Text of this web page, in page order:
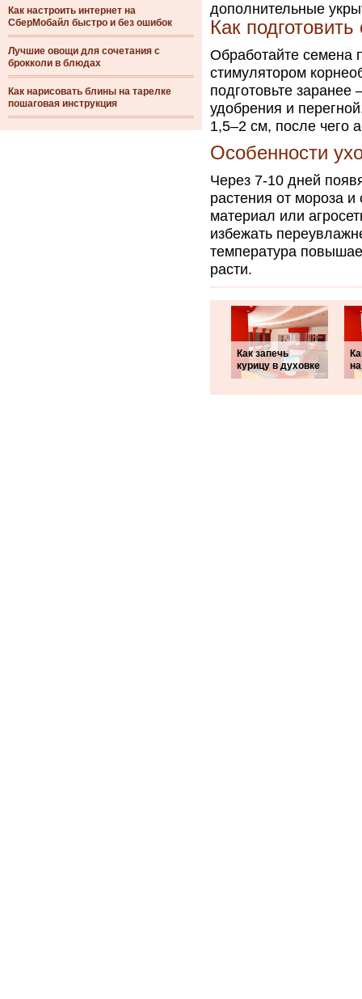
Как настроить интернет на
СберМобайл быстро и без ошибок
Лучшие овощи для сочетания с
брокколи в блюдах
Как нарисовать блины на тарелке
пошаговая инструкция
дополнительные
Как
Обработайте семена
стимулятором
подготовьте заранее
удобрения и
1,5–2 см, после чего
Особенности
Через 7-10 дней
растения от мороза
материал или
избежать
температура
расти.
Как запечь
курицу в духовке